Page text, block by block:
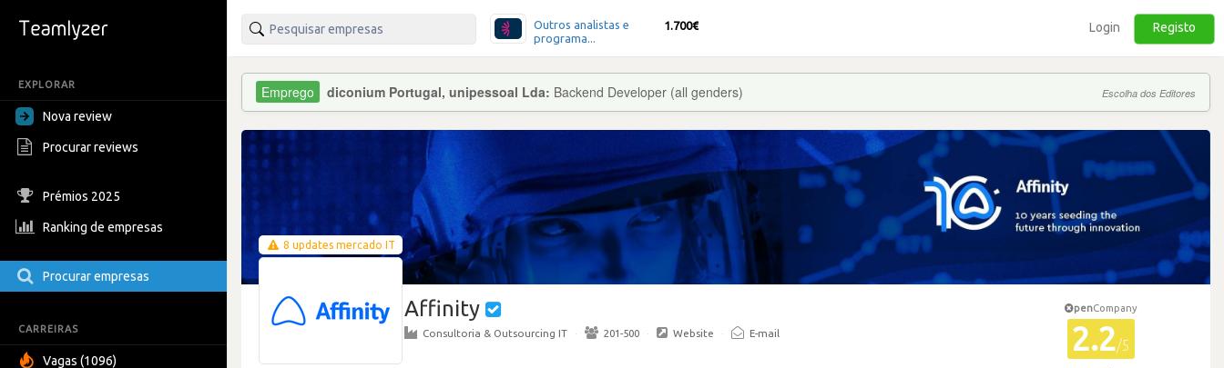
EXPLORAR
Nova review
Procurar reviews
Prémios 2025
Ranking de empresas
Procurar empresas
CARREIRAS
Vagas (1096)
Outros analistas e
programa...
1.700€ Login Registo
diconium Portugal, unipessoal Lda: Backend Developer (all genders) Escolha dos Editores
8 updates mercado IT
Affinity
Consultoria & Outsourcing IT · 201-500 · Website · E-mail
penCompany
2.2/5